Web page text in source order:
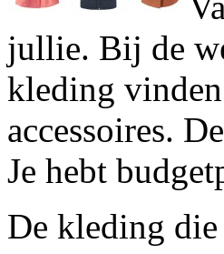
jullie. Bij de
kleding vinden
accessoires.
Je hebt
De kleding